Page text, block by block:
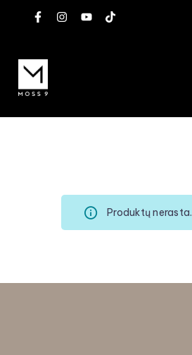
Produktų nerasta.